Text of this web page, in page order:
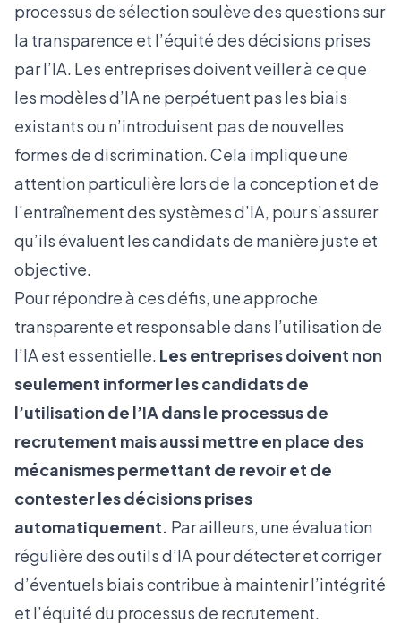
processus de sélection soulève des questions sur
la transparence et l’équité des décisions prises
par l’IA. Les entreprises doivent veiller à ce que
les modèles d’IA ne perpétuent pas les biais
existants ou n’introduisent pas de nouvelles
formes de discrimination. Cela implique une
attention particulière lors de la conception et de
l’entraînement des systèmes d’IA, pour s’assurer
qu’ils évaluent les candidats de manière juste et
objective.
Pour répondre à ces défis, une approche
transparente et responsable dans l’utilisation de
l’IA est essentielle. Les entreprises doivent non
seulement informer les candidats de
l’utilisation de l’IA dans le processus de
recrutement mais aussi mettre en place des
mécanismes permettant de revoir et de
contester les décisions prises
automatiquement. Par ailleurs, une évaluation
régulière des outils d’IA pour détecter et corriger
d’éventuels biais contribue à maintenir l’intégrité
et l’équité du processus de recrutement.